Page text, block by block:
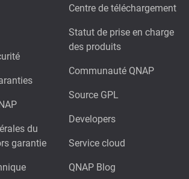
du
garantie
Centre de téléchargement
Statut de prise en charge
des produits
Communauté QNAP
Source GPL
Developers
Service cloud
QNAP Blog